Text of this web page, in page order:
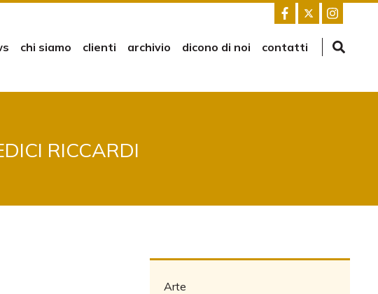
chi siamo clienti archivio dicono di noi contatti
RICCARDI
Arte